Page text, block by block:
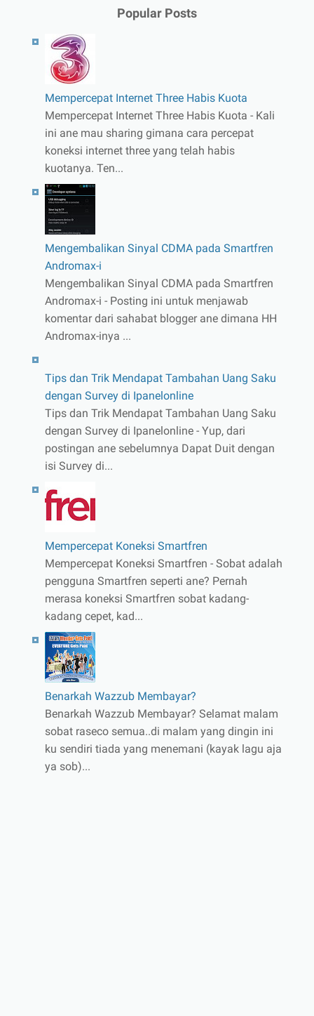
Popular Posts
Mempercepat Internet Three Habis Kuota
Mempercepat Internet Three Habis Kuota - Kali
ini ane mau sharing gimana cara percepat
koneksi internet three yang telah habis
kuotanya. Ten...
Mengembalikan Sinyal CDMA pada Smartfren
Andromax-i
Mengembalikan Sinyal CDMA pada Smartfren
Andromax-i - Posting ini untuk menjawab
komentar dari sahabat blogger ane dimana HH
Andromax-inya ...
Tips dan Trik Mendapat Tambahan Uang Saku
dengan Survey di Ipanelonline
Tips dan Trik Mendapat Tambahan Uang Saku
dengan Survey di Ipanelonline - Yup, dari
postingan ane sebelumnya Dapat Duit dengan
isi Survey di...
Mempercepat Koneksi Smartfren
Mempercepat Koneksi Smartfren - Sobat adalah
pengguna Smartfren seperti ane? Pernah
merasa koneksi Smartfren sobat kadang-
kadang cepet, kad...
Benarkah Wazzub Membayar?
Benarkah Wazzub Membayar? Selamat malam
sobat raseco semua..di malam yang dingin ini
ku sendiri tiada yang menemani (kayak lagu aja
ya sob)...